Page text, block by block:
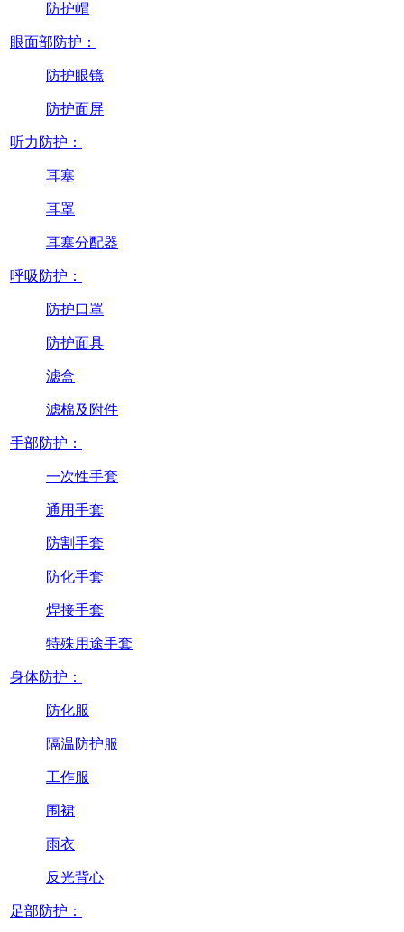
防护帽
眼面部防护：
防护眼镜
防护面屏
听力防护：
耳塞
耳罩
耳塞分配器
呼吸防护：
防护口罩
防护面具
滤盒
滤棉及附件
手部防护：
一次性手套
通用手套
防割手套
防化手套
焊接手套
特殊用途手套
身体防护：
防化服
隔温防护服
工作服
围裙
雨衣
反光背心
足部防护：